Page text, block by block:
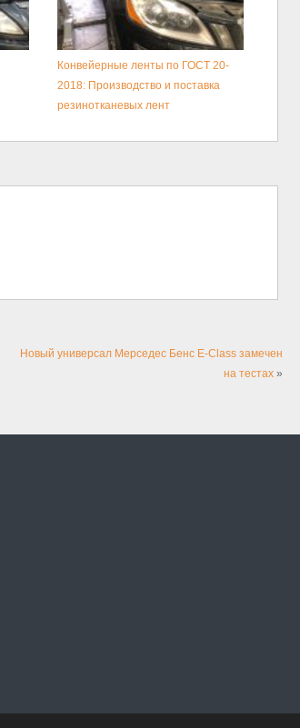
Конвейерные ленты по ГОСТ 20-
2018: Производство и поставка
резинотканевых лент
Новый универсал Мерседес Бенс E-Class замечен
на тестах »